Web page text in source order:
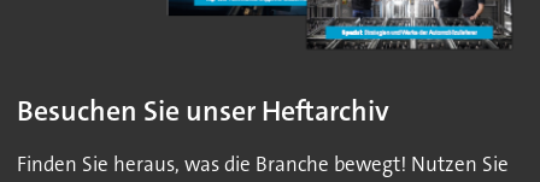
Besuchen Sie unser Heftarchiv
Finden Sie heraus, was die Branche bewegt! Nutzen Sie